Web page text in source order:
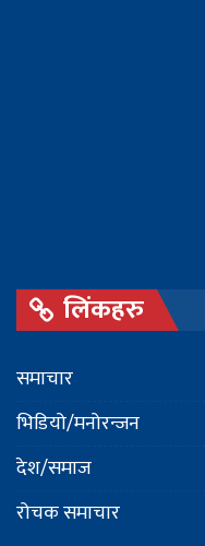
लिंकहरु
समाचार
भिडियो/मनोरन्जन
देश/समाज
रोचक समाचार